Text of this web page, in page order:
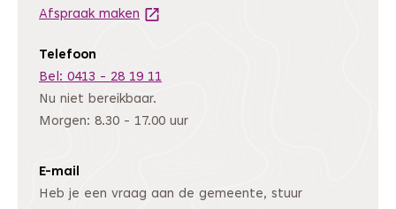
Afspraak maken (Deze link gaat naar een andere
Telefoon
Bel: 0413 - 28 19 11
Nu niet bereikbaar.
Morgen: 8.30 - 17.00 uur
E-mail
Heb je een vraag aan de gemeente, stuur